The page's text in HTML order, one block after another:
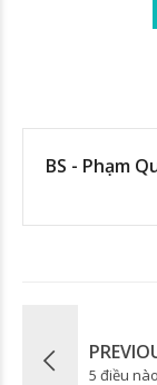
BS - Phạm
5 điều